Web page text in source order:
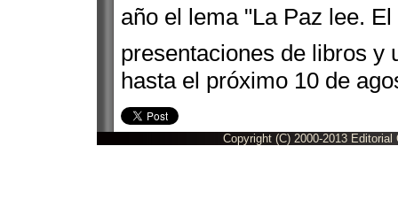
año el lema "La Paz lee.
presentaciones de libros y
hasta el próximo 10 de
Copyright (C) 2000-2013